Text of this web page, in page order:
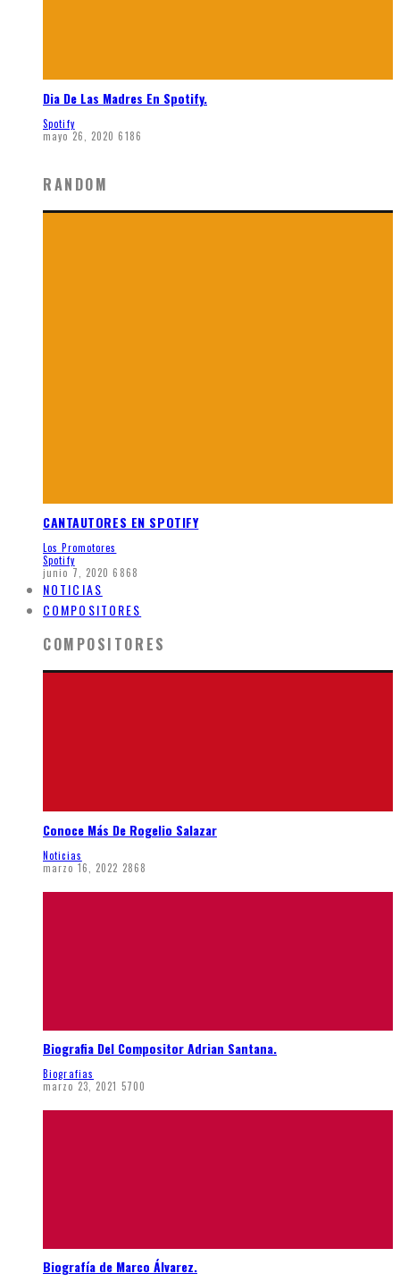
Dia De Las Madres En Spotify.
Spotify
mayo 26, 2020 6186
RANDOM
CANTAUTORES EN SPOTIFY
Los Promotores
Spotify
junio 7, 2020 6868
NOTICIAS
COMPOSITORES
COMPOSITORES
Conoce Más De Rogelio Salazar
Noticias
marzo 16, 2022 2868
Biografia Del Compositor Adrian Santana.
Biografias
marzo 23, 2021 5700
Biografía de Marco Álvarez.